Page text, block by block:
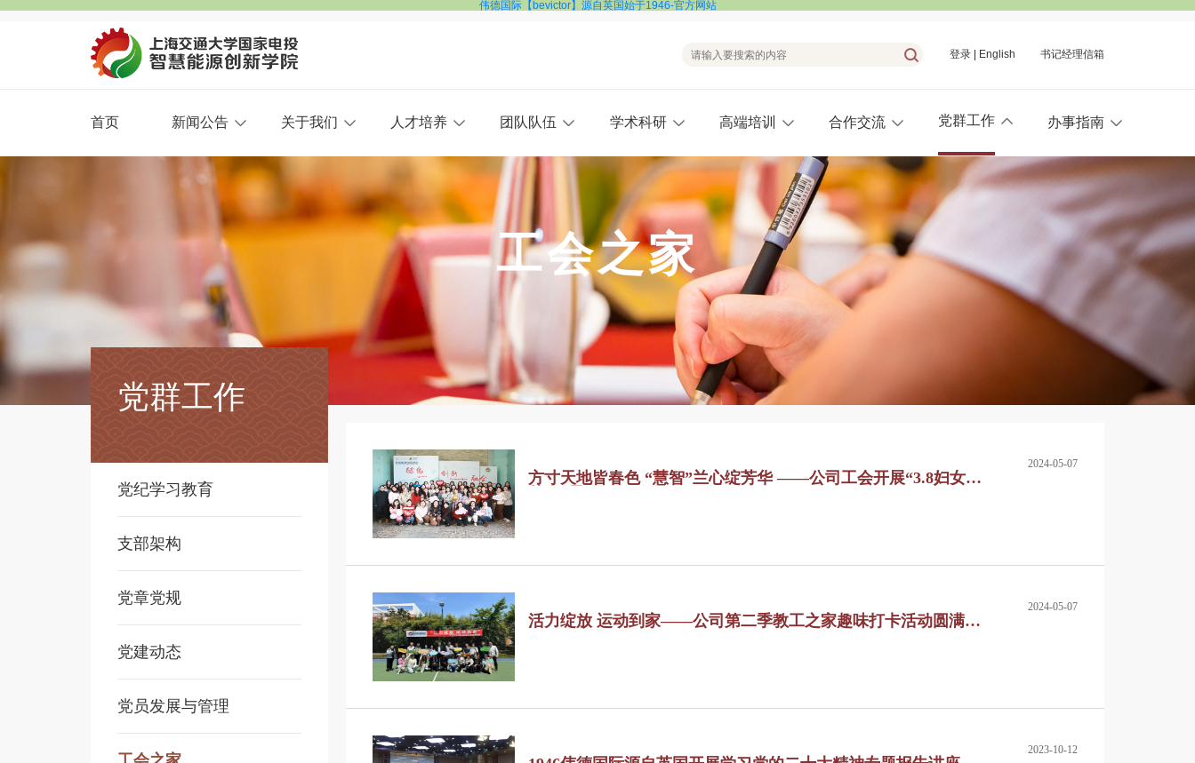
伟德国际【bevictor】源自英国始于1946-官方网站
书记经理信箱
登录 English
首页 新闻公告 关于我们 人才培养 团队队伍 学术科研 高端培训 合作交流 党群工作 办事指南
工会之家
党群工作
党纪学习教育
支部架构
党章党规
党建动态
党员发展与管理
方寸天地皆春色 “慧智”兰心绽芳华 ——公司工会开展“3.8妇女
2024-05-07
活力绽放 运动到家——公司第二季教工之家趣味打卡活动圆满举
2024-05-07
2023-10-12